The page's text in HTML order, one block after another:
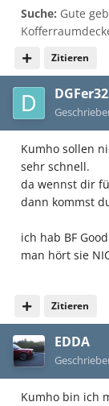
Zitieren
Suche: Gute
Kumho sollen
sehr schnell.
da wennst dir
dann kommst
ich hab BF
man hört sie
Zitieren
EDDA
Kumho bin ich